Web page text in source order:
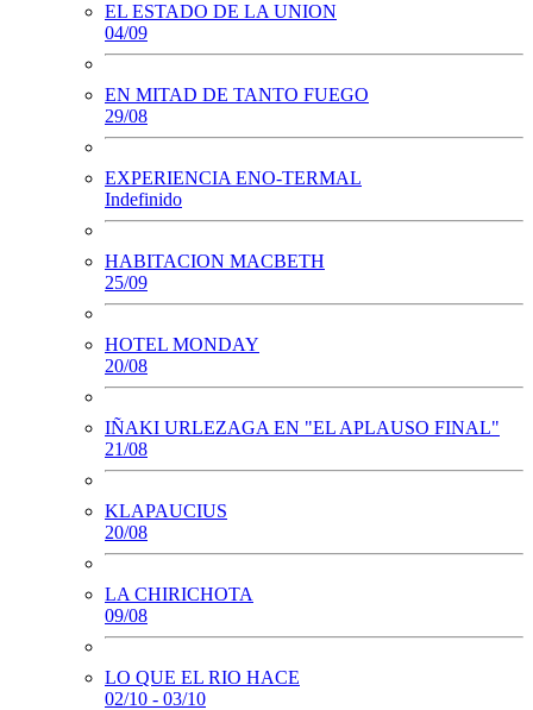
EL ESTADO DE LA UNION
04/09
EN MITAD DE TANTO FUEGO
29/08
EXPERIENCIA ENO-TERMAL
Indefinido
HABITACION MACBETH
25/09
HOTEL MONDAY
20/08
IÑAKI URLEZAGA EN "EL APLAUSO FINAL"
21/08
KLAPAUCIUS
20/08
LA CHIRICHOTA
09/08
LO QUE EL RIO HACE
02/10 - 03/10